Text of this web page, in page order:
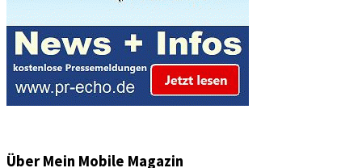
Über Mein Mobile Magazin